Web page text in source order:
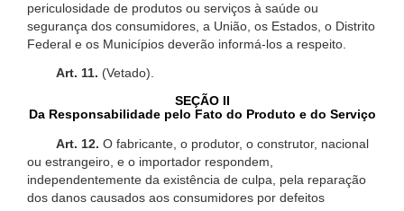
periculosidade de produtos ou serviços à saúde ou
segurança dos consumidores, a União, os Estados, o Distrito
Federal e os Municípios deverão informá-los a respeito.
Art. 11. (Vetado).
SEÇÃO II
Da Responsabilidade pelo Fato do Produto e do Serviço
Art. 12. O fabricante, o produtor, o construtor, nacional
ou estrangeiro, e o importador respondem,
independentemente da existência de culpa, pela reparação
dos danos causados aos consumidores por defeitos